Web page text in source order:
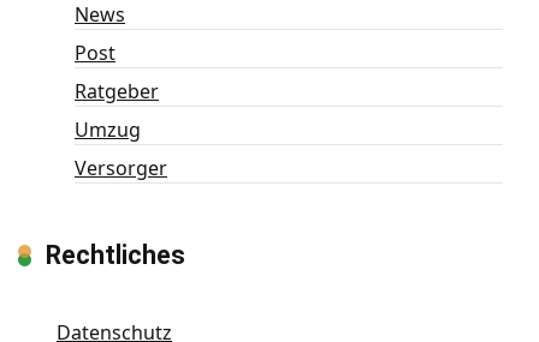
News
Post
Ratgeber
Umzug
Versorger
Rechtliches
Datenschutz